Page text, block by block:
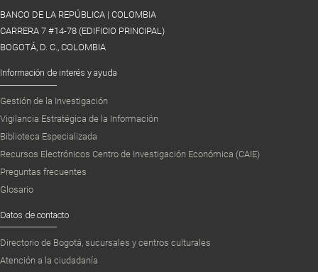
BANCO DE LA REPÚBLICA | COLOMBIA
CARRERA 7 #14-78 (EDIFICIO PRINCIPAL)
BOGOTÁ, D. C., COLOMBIA
Información de interés y ayuda
Gestión de la Investigación
Vigilancia Estratégica de la Información
Biblioteca Especializada
Recursos Electrónicos Centro de Investigación Económica (CAIE)
Preguntas frecuentes
Glosario
Datos de contacto
Directorio de Bogotá, sucursales y centros culturales
Atención a la ciudadanía